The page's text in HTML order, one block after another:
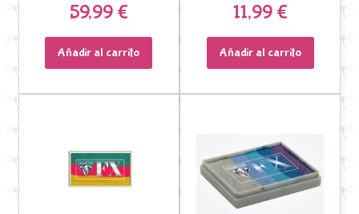
59,99 €
Añadir al carrito
11,99 €
Añadir al carrito